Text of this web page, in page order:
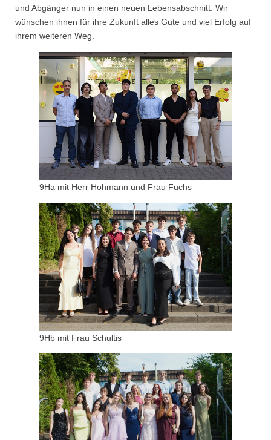
und Abgänger nun in einen neuen Lebensabschnitt. Wir
wünschen ihnen für ihre Zukunft alles Gute und viel Erfolg auf
ihrem weiteren Weg.
9Ha mit Herr Hohmann und Frau Fuchs
9Hb mit Frau Schultis